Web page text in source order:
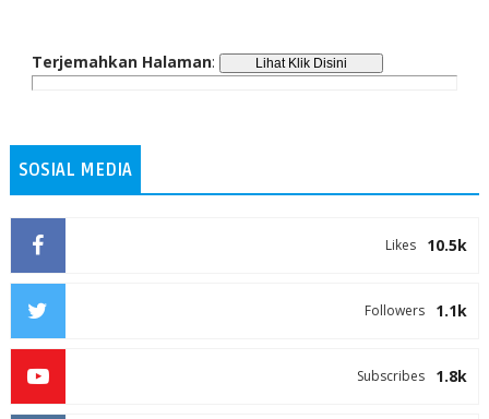
Terjemahkan Halaman:
SOSIAL MEDIA
10.5k
Likes
1.1k
Followers
1.8k
Subscribes